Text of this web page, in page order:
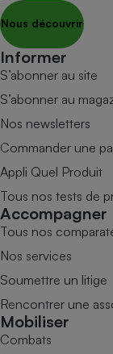
Nous découvrir
Informer
S’abonner au site
S’abonner au
Nos newsletters
Commander une
Appli Quel Produit
Tous nos tests de
Accompagner
Tous nos
Nos services
Soumettre un litige
Rencontrer une
Mobiliser
Combats